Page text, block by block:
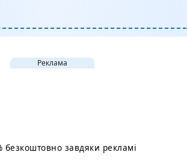
Реклама
безкоштовно завдяки рекламі